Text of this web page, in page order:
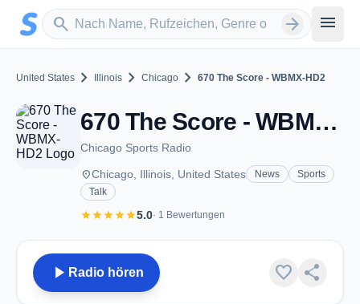
Zum Hauptinhalt springen
search
Sender suchen arrow_forward menu
United States chevron_right Illinois chevron_right Chicago chevron_right 670 The Score - WBMX-HD2
670 The Score - WBMX-HD2 - FM 104.3 - Chicago, IL
Chicago Sports Radio
placeChicago, Illinois, United States News
Sports
Talk
starstarstarstarstar5.0· 1 Bewertungen
play_arrow Radio hören favorite share